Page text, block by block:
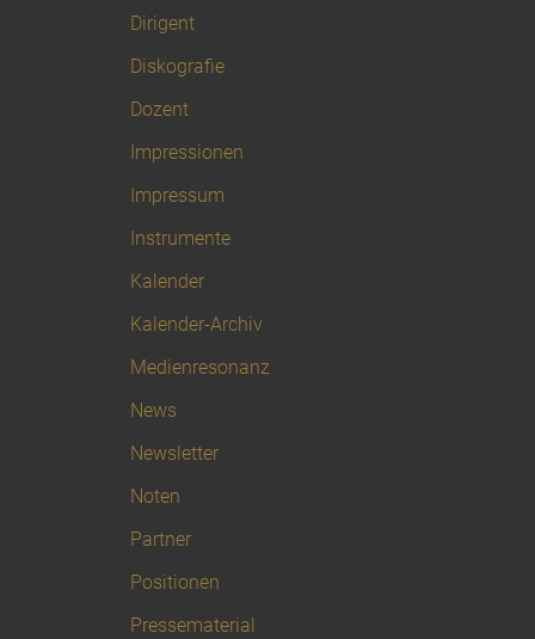
Dirigent
Diskografie
Dozent
Impressionen
Impressum
Instrumente
Kalender
Kalender-Archiv
Medienresonanz
News
Newsletter
Noten
Partner
Positionen
Pressematerial